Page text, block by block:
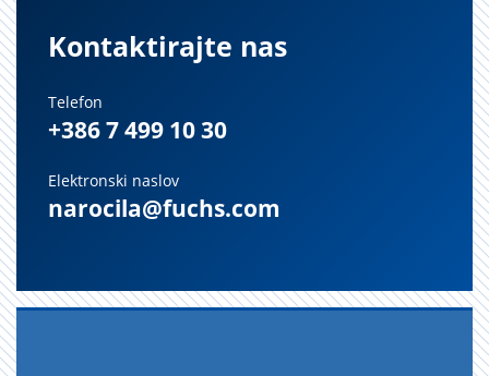
Kontaktirajte nas
Telefon
+386 7 499 10 30
Elektronski naslov
narocila@fuchs.com